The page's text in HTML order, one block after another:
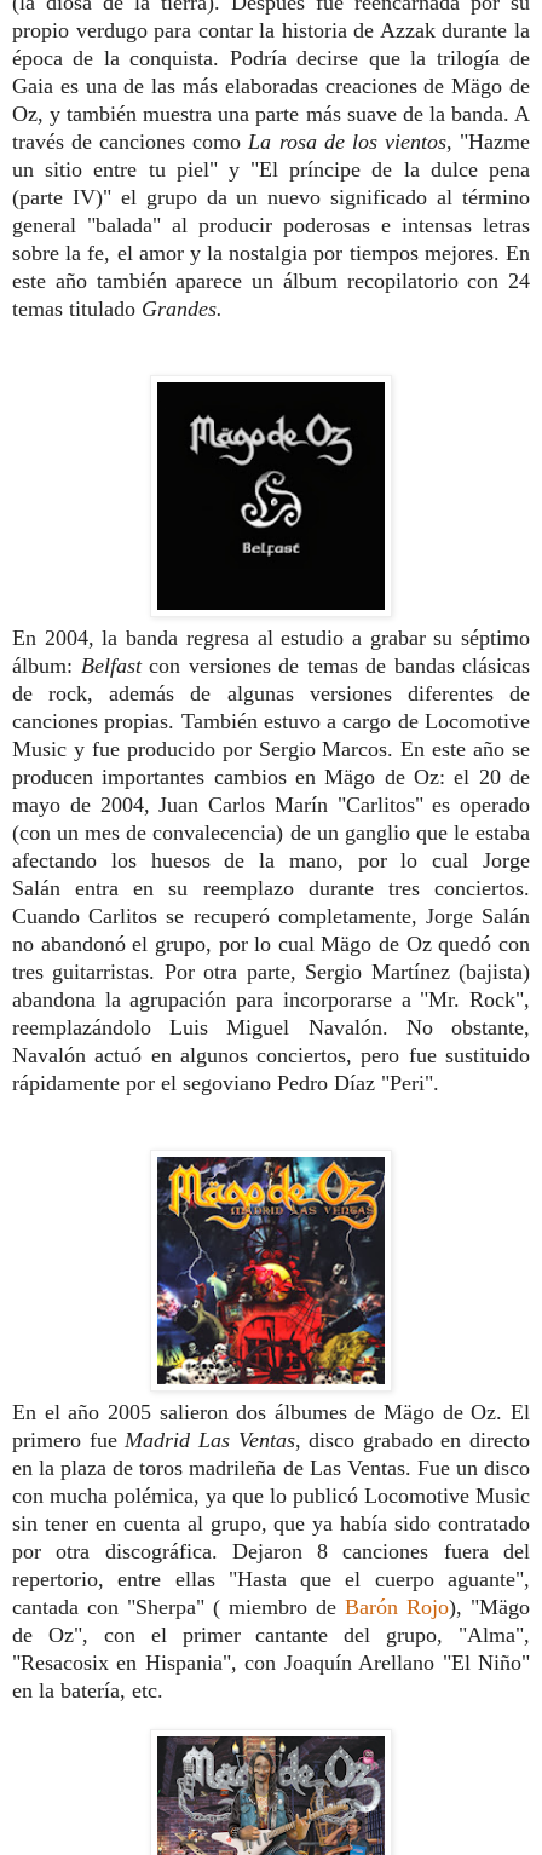
propio verdugo para contar la historia de Azzak durante la
época de la conquista. Podría decirse que la trilogía de
Gaia es una de las más elaboradas creaciones de Mägo de
Oz, y también muestra una parte más suave de la banda. A
través de canciones comoLa rosa de los vientos, "Hazme
un sitio entre tu piel" y "El príncipe de la dulce pena
(parte IV)" el grupo da un nuevo significado al término
general "balada" al producir poderosas e intensas letras
sobre la fe, el amor y la nostalgia por tiempos mejores. En
este año también aparece un álbum recopilatorio con 24
temas titulado Grandes.
En 2004,la banda regresa al estudio a grabar su séptimo
álbum: Belfast con versiones de temas de bandas clásicas
de rock, además de algunas versiones diferentes de
canciones propias. También estuvo a cargo de Locomotive
Music y fue producido por Sergio Marcos. En este año se
producen importantes cambios en Mägo de Oz: el 20 de
mayo de 2004, Juan Carlos Marín "Carlitos" es operado
(con un mes de convalecencia) de un ganglio que le estaba
afectando los huesos de la mano, por lo cual Jorge
Salán entra en su reemplazo durante tres conciertos.
Cuando Carlitos se recuperó completamente, Jorge Salán
no abandonó el grupo, por lo cual Mägo de Oz quedó con
tres guitarristas. Por otra parte, Sergio Martínez (bajista)
abandona la agrupación para incorporarse a "Mr. Rock",
reemplazándolo Luis Miguel Navalón. No obstante,
Navalón actuó en algunos conciertos, pero fue sustituido
rápidamente por el segoviano Pedro Díaz "Peri".
En el año 2005 salieron dos álbumes de Mägo de Oz. El
primero fueMadrid Las Ventas, disco grabado en directo
en la plaza de toros madrileña de Las Ventas. Fue un disco
con mucha polémica, ya que lo publicó Locomotive Music
sin tener en cuenta al grupo, que ya había sido contratado
por otra discográfica. Dejaron 8 canciones fuera del
repertorio, entre ellas "Hasta que el cuerpo aguante",
cantada con "Sherpa" ( miembro de Barón Rojo), "Mägo
de Oz", con el primer cantante del grupo, "Alma",
"Resacosix en Hispania", con Joaquín Arellano "El Niño"
en la batería, etc.